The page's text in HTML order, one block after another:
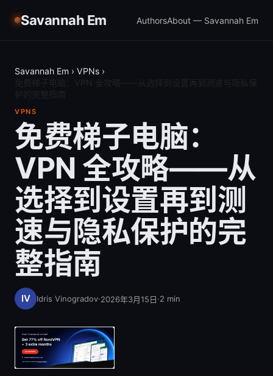
Savannah Em AuthorsAbout — Savannah Em
Savannah Em › VPNs ›
VPNS
免费梯子电脑：
VPN 全攻略——从
选择到设置再到测
速与隐私保护的完
整指南
Idris Vinogradov·2026年3月15日·2 min